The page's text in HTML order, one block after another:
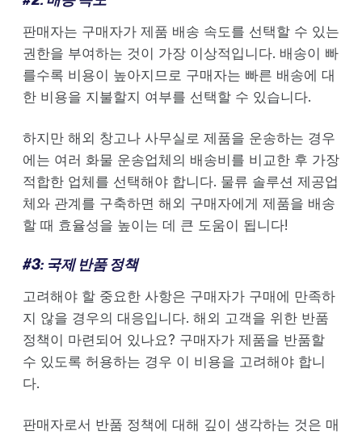
판매자는 구매자가 제품 배송 속도를 선택할 수 있는
권한을 부여하는 것이 가장 이상적입니다. 배송이 빠
를수록 비용이 높아지므로 구매자는 빠른 배송에 대
한 비용을 지불할지 여부를 선택할 수 있습니다.
하지만 해외 창고나 사무실로 제품을 운송하는 경우
에는 여러 화물 운송업체의 배송비를 비교한 후 가장
적합한 업체를 선택해야 합니다. 물류 솔루션 제공업
체와 관계를 구축하면 해외 구매자에게 제품을 배송
할 때 효율성을 높이는 데 큰 도움이 됩니다!
#3: 국제 반품 정책
고려해야 할 중요한 사항은 구매자가 구매에 만족하
지 않을 경우의 대응입니다. 해외 고객을 위한 반품
정책이 마련되어 있나요? 구매자가 제품을 반품할
수 있도록 허용하는 경우 이 비용을 고려해야 합니
다.
판매자로서 반품 정책에 대해 깊이 생각하는 것은 매